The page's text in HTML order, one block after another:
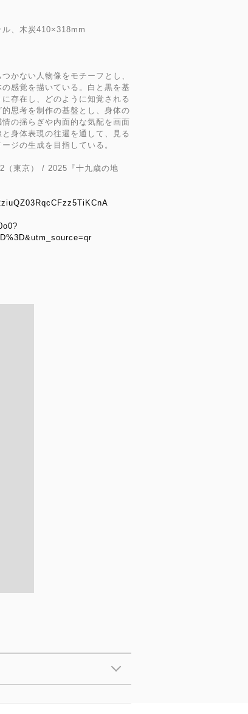
、木炭410×318mm
かない人物像をモチーフとし、
感覚を描いている。白と黒を基
存在し、どのように知覚される
思考を制作の基盤とし、身体の
の揺らぎや内面的な気配を画面
身体表現の往還を通して、見る
ジの生成を目指している。
（東京） / 2025『十九歳の地